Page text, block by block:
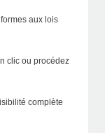
aux lois
clic ou procédez
complète